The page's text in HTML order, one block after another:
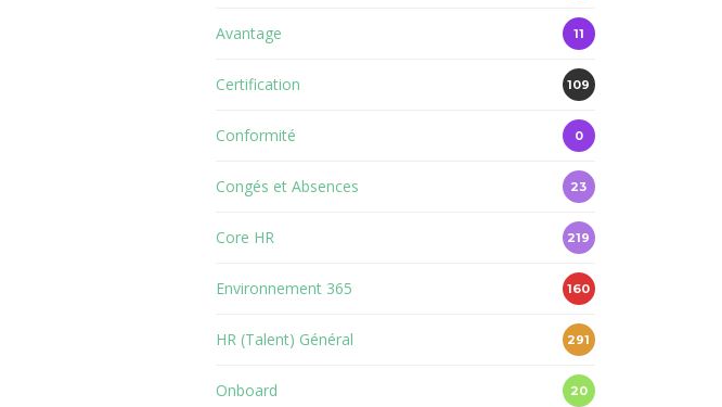
Avantage 11
Certification 109
Conformité 0
Congés et Absences 23
Core HR 219
Environnement 365 160
HR (Talent) Général 291
Onboard 20